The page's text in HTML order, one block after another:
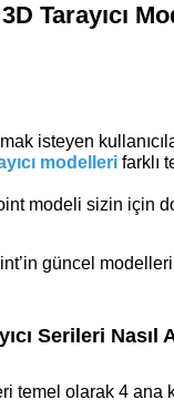
Tarayıcı
isteyen
modelleri farklı
modeli sizin için
güncel
Serileri Nasıl
temel olarak 4 ana